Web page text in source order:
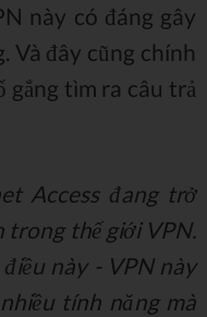
này có đáng gây
Và đây cũng chính
gắng tìm ra câu trả
Access đang trở
trong thế giới VPN.
này - VPN này
tính năng mà